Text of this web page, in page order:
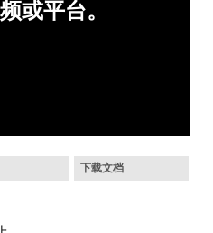
下载文档